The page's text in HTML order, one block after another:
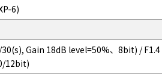
6)
Gain 18dB level=50%、8bit) /
12bit)